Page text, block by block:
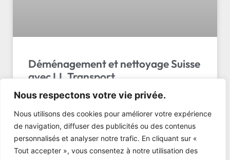
Nous respectons votre vie privée.
Nous utilisons des cookies pour améliorer votre expérience
de navigation, diffuser des publicités ou des contenus
personnalisés et analyser notre trafic. En cliquant sur «
Tout accepter », vous consentez à notre utilisation des
Déménagement et nettoyage Suisse
avec LL Transport
Déménagement et nettoyage suisse professionnel
avec LL Transport Sàrl. Services complets de 50 à
1500 CHF. Obtenez votre devis gratuit!
LIRE L'ARTICLE »